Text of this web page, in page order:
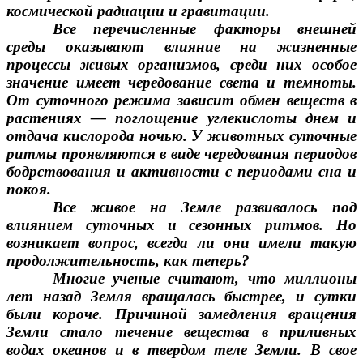
космической радиации и гравитации.
Все перечисленные факторы внешней
среды оказывают влияние на жизненные
процессы живых организмов, среди них особое
значение имеет чередование света и темноты.
От суточного режима зависит обмен веществ в
растениях — поглощение углекислоты днем и
отдача кислорода ночью. У животных суточные
ритмы проявляются в виде чередования периодов
бодрствования и активности с периодами сна и
покоя.
Все живое на Земле развивалось под
влиянием суточных и сезонных ритмов. Но
возникает вопрос, всегда ли они имели такую
продолжительность, как теперь?
Многие ученые считают, что миллионы
лет назад Земля вращалась быстрее, и сутки
были короче. Причиной замедления вращения
Земли стало течение вещества в приливных
водах океанов и в твердом теле Земли. В свое